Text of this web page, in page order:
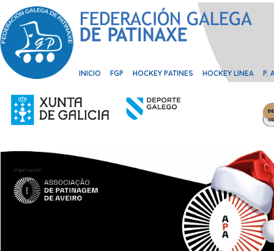
INICIO FGP HOCKEY PATINES HOCKEY LINEA P.